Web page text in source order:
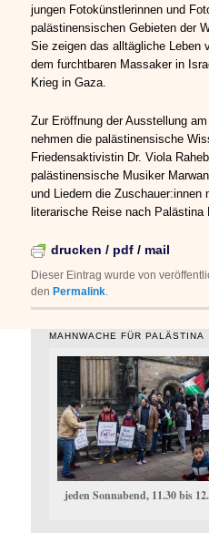
jungen Fotokünstlerinnen und
palästinensischen Gebieten der
Sie zeigen das alltägliche Leben
dem furchtbaren Massaker in
Krieg in Gaza.
Zur Eröffnung der Ausstellung
nehmen die palästinensische
Friedensaktivistin Dr. Viola
palästinensische Musiker
und Liedern die
literarische Reise nach Palästina
drucken / pdf / mail
Dieser Eintrag wurde von
denPermalink
MAHNWACHE FÜR PALÄSTINA
jeden Sonnabend, 11.30 bis